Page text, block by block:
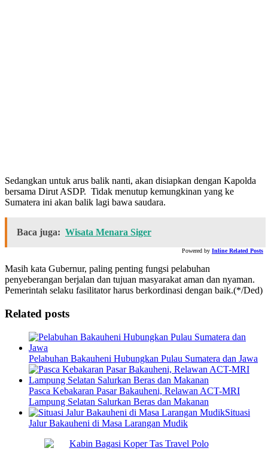
Sedangkan untuk arus balik nanti, akan disiapkan dengan Kapolda
bersama Dirut ASDP. Tidak menutup kemungkinan yang ke
Sumatera ini akan balik lagi bawa saudara.
Baca juga: Wisata Menara Siger
Powered by Inline Related Posts
Masih kata Gubernur, paling penting fungsi pelabuhan
penyeberangan berjalan dan tujuan masyarakat aman dan nyaman.
Pemerintah selaku fasilitator harus berkordinasi dengan baik.(*/Ded)
Related posts
Pelabuhan Bakauheni Hubungkan Pulau Sumatera dan Jawa
Pasca Kebakaran Pasar Bakauheni, Relawan ACT-MRI
Lampung Selatan Salurkan Beras dan Makanan
Situasi
Jalur Bakauheni di Masa Larangan Mudik